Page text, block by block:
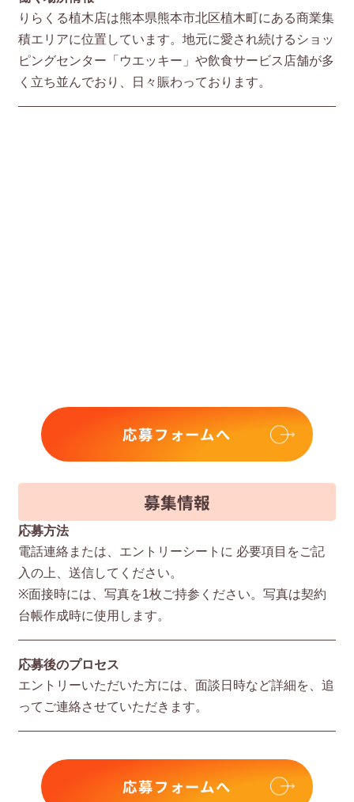
りらくる植木店は熊本県熊本市北区植木町にある商業集
積エリアに位置しています。地元に愛され続けるショッ
ピングセンター「ウエッキー」や飲食サービス店舗が多
く立ち並んでおり、日々賑わっております。
応募フォームへ
募集情報
応募方法
電話連絡または、エントリーシートに 必要項⽬をご記
⼊の上、送信してください。
※⾯接時には、写真を1枚ご持参ください。写真は契約
台帳作成時に使⽤します。
応募後のプロセス
エントリーいただいた⽅には、⾯談⽇時など詳細を、追
ってご連絡させていただきます。
応募フォームへ